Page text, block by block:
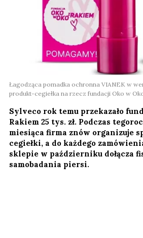
Łagodząca pomadka ochronna VIANEK w
produkt-cegiełka na rzecz fundacji Oko w
Sylveco rok temu przekazało
Rakiem 25 tys. zł. Podczas
miesiąca firma znów organizuje
cegiełki, a do każdego
sklepie w październiku dołącza
samobadania piersi.